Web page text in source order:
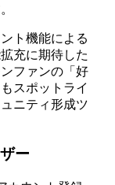
ト機能による
充に期待した
ファンの「好
スポットライ
ニティ形成ツ
ー